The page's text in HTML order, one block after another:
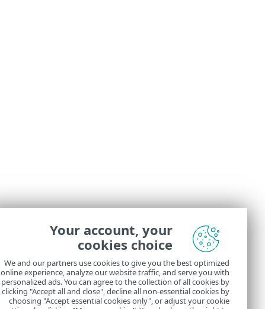
Your account, your
cookies choice
We and our partners use cookies to give you the best optimized
online experience, analyze our website traffic, and serve you with
personalized ads. You can agree to the collection of all cookies by
clicking "Accept all and close", decline all non-essential cookies by
choosing "Accept essential cookies only", or adjust your cookie